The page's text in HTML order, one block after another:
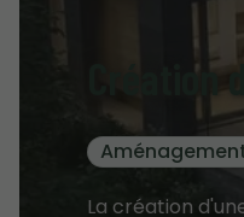
La création